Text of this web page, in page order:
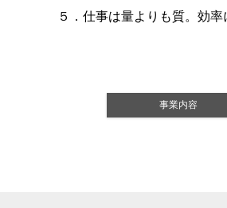
５．仕事は量よりも質。効率
事業内容